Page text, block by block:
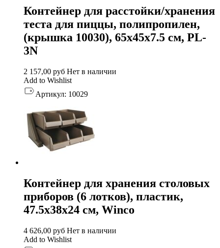
Контейнер для расстойки/хранения
теста для пиццы, полипропилен,
(крышка 10030), 65х45х7.5 см, PL-
3N
2 157,00 руб Нет в наличии
Add to Wishlist
Артикул: 10029
Контейнер для хранения столовых
приборов (6 лотков), пластик,
47.5х38х24 см, Winco
4 626,00 руб Нет в наличии
Add to Wishlist